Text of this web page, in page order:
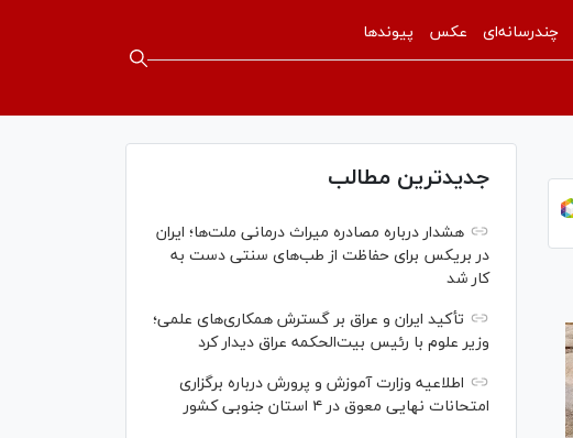
چندرسانه‌ای عکس پیوندها
جدیدترین مطالب
هشدار درباره مصادره میراث درمانی ملت‌ها؛ ایران
در بریکس برای حفاظت از طب‌های سنتی دست به
کار شد
تأکید ایران و عراق بر گسترش همکاری‌های علمی؛
وزیر علوم با رئیس بیت‌الحکمه عراق دیدار کرد
اطلاعیه وزارت آموزش و پرورش درباره برگزاری
امتحانات نهایی معوق در ۴ استان جنوبی کشور